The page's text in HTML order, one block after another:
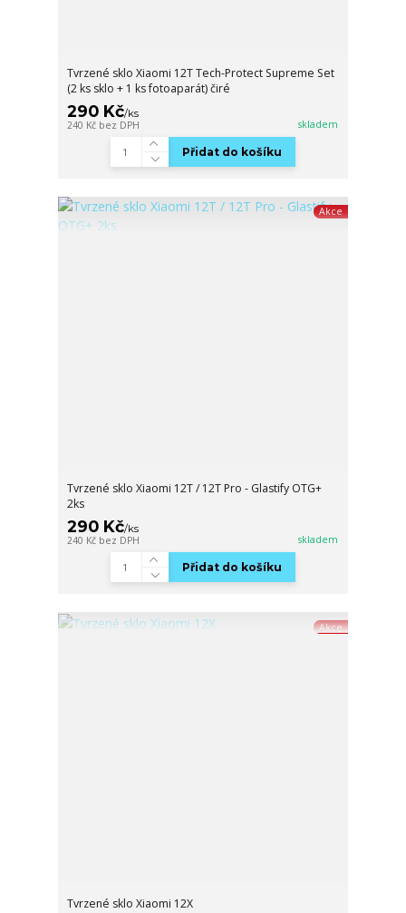
Tvrzené sklo Xiaomi 12T Tech-Protect Supreme Set
(2 ks sklo + 1 ks fotoaparát) čiré
290 Kč/ks
240 Kč bez DPH skladem
Přidat do košíku
Akce
Tvrzené sklo Xiaomi 12T / 12T Pro - Glastify OTG+
2ks
290 Kč/ks
240 Kč bez DPH skladem
Přidat do košíku
Akce
Tvrzené sklo Xiaomi 12X